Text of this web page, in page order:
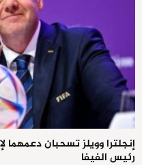
إنجلترا وويلز تسحبان دعمهما
رئيس الفيفا